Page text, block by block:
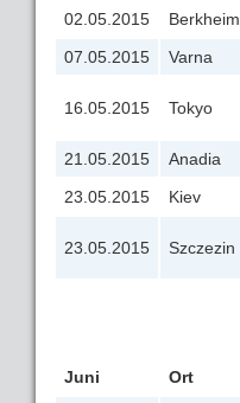
02.05.2015 Berkheim
07.05.2015
Varna
16.05.2015 Tokyo
21.05.2015 Anadia
23.05.2015
Kiev
23.05.2015 Szczezin
Juni Ort